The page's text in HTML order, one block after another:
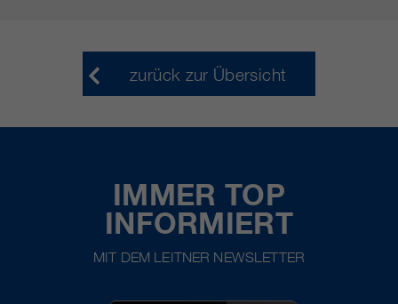
zurück zur Übersicht
IMMER TOP
INFORMIERT
MIT DEM LEITNER NEWSLETTER